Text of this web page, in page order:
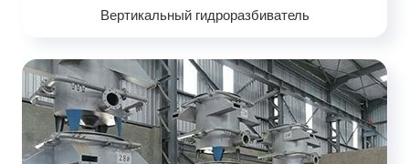
Вертикальный гидроразбиватель